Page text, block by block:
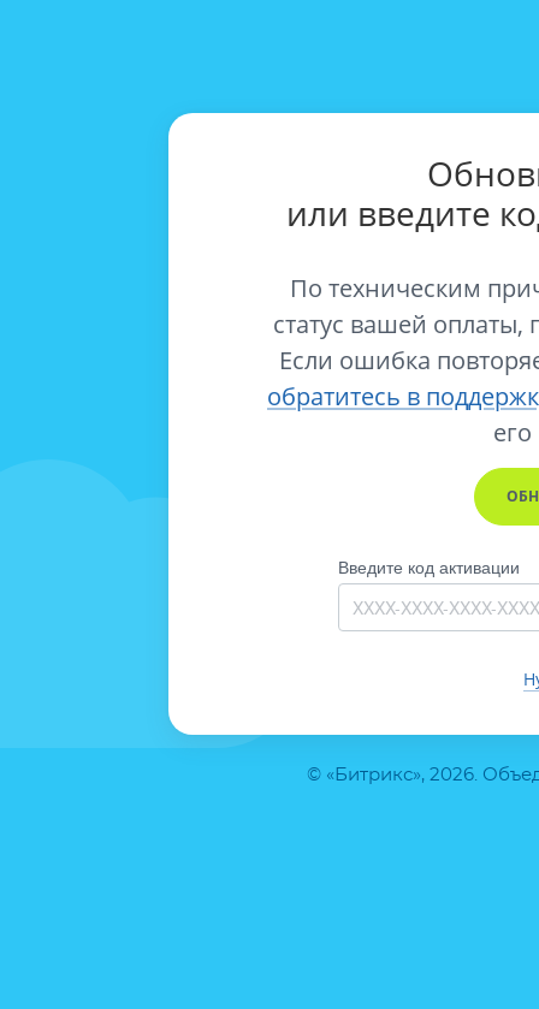
© «Битрикс», 2026.
или введите
По техническим
статус вашей оплаты,
Если ошибка
обратитесь в
его
Введите код активации